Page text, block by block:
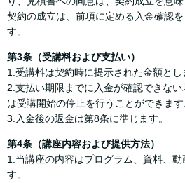
契約の成立は、前項に定める入金確認
す。
第3条（受講料および支払い）
1.受講料は契約時に提示された金額とし
2.支払い期限までに入金が確認できな
は受講開始の停止を行うことができます
3.入金後の返金は第8条に準じます。
第4条（講座内容および提供方法）
1.当講座の内容はプログラム、資料、
す。